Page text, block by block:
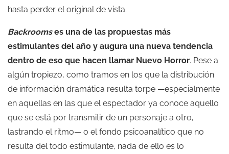
hasta perder el original de vista.
Backroomses una de las propuestas más
estimulantes del año y augura una nueva tendencia
dentro de eso que hacen llamar Nuevo Horror. Pese a
algún tropiezo, como tramos en los que la distribución
de información dramática resulta torpe —especialmente
en aquellas en las que el espectador ya conoce aquello
que se está por transmitir de un personaje a otro,
lastrando el ritmo— o el fondo psicoanalítico que no
resulta del todo estimulante, nada de ello es lo